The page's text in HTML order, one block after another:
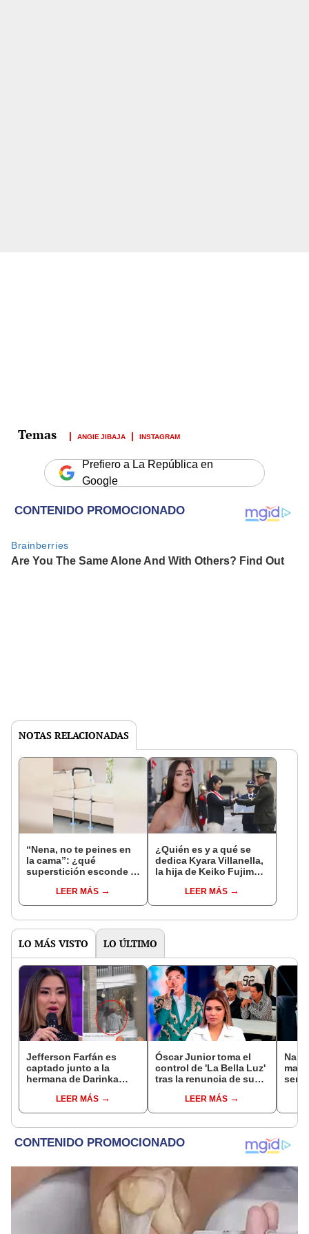
ANGIE JIBAJA INSTAGRAM
Prefiero a La República en
Google
NOTAS RELACIONADAS
“Nena, no te peines en
la cama”: ¿qué
superstición esconde la
Enanitos Verdes?
LEER MÁS
¿Quién es y a qué se
dedica Kyara Villanella,
la hija de Keiko Fujimori
nivel nacional?
LEER MÁS
LO MÁS VISTO LO ÚLTIMO
Jefferson Farfán es
captado junto a la
hermana de Darinka
Kanashiro trabajaba: “Él
tiene sus…”
LEER MÁS
Óscar Junior toma el
control de 'La Bella Luz'
tras la renuncia de su
caso Naldy Saldaña
LEER MÁS